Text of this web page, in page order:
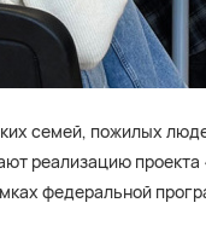
семей, пожилых
реализацию
федеральной